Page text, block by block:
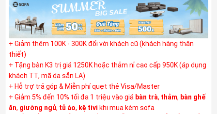
+ Giảm thêm 100K - 300K đối với khách cũ (khách hàng thân
thiết)
+ Tặng bàn K3 trị giá 1250K hoặc thảm nỉ cao cấp 950K (áp dụng
khách TT, mã da sẵn LA)
+ Hỗ trợ trả góp & Miễn phí quẹt thẻ Visa/Master
+ Giảm 5% đến 10% tối đa 1 triệu vào giá bàn trà, thảm, bàn ghế
ăn, giường ngủ, tủ áo, kệ tivi khi mua kèm sofa